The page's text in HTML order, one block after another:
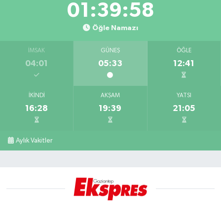
01:39:57
Öğle Namazı
İMSAK
04:01
GÜNEŞ
05:33
ÖĞLE
12:41
İKINDI
16:28
AKŞAM
19:39
YATSI
21:05
Aylık Vakitler